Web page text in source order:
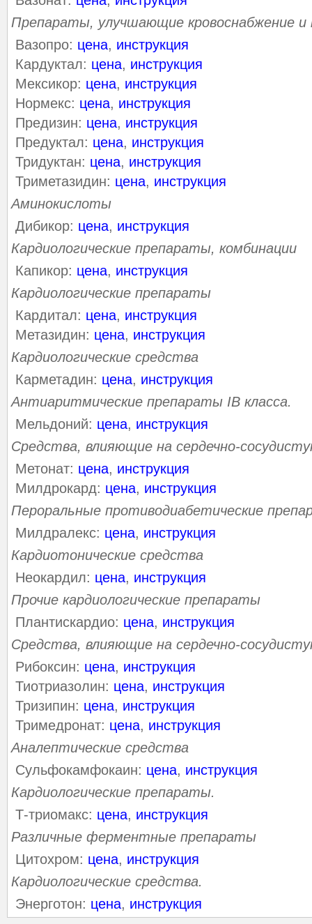
Препараты, улучшающие кровоснабжение и
Вазопро: цена, инструкция
Кардуктал: цена, инструкция
Мексикор: цена, инструкция
Нормекс: цена, инструкция
Предизин: цена, инструкция
Предуктал: цена, инструкция
Тридуктан: цена, инструкция
Триметазидин: цена, инструкция
Аминокислоты
Дибикор: цена, инструкция
Кардиологические препараты, комбинации
Капикор: цена, инструкция
Кардиологические препараты
Кардитал: цена, инструкция
Метазидин: цена, инструкция
Кардиологические средства
Карметадин: цена, инструкция
Антиаритмические препараты IВ класса.
Мельдоний: цена, инструкция
Средства, влияющие на сердечно-
Метонат: цена, инструкция
Милдрокард: цена, инструкция
Пероральные противодиабетические
Милдралекс: цена, инструкция
Кардиотонические средства
Неокардил: цена, инструкция
Прочие кардиологические препараты
Плантискардио: цена, инструкция
Средства, влияющие на сердечно-
Рибоксин: цена, инструкция
Тиотриазолин: цена, инструкция
Тризипин: цена, инструкция
Тримедронат: цена, инструкция
Аналептические средства
Сульфокамфокаин: цена, инструкция
Кардиологические препараты.
Т-триомакс: цена, инструкция
Различные ферментные препараты
Цитохром: цена, инструкция
Кардиологические средства.
Энерготон: цена, инструкция